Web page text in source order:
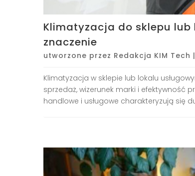
Klimatyzacja do sklepu
znaczenie
utworzone przez Redakcja KIM Tech |
Klimatyzacja w sklepie lub lokalu
sprzedaż, wizerunek marki i efektywność
handlowe i usługowe charakteryzują się